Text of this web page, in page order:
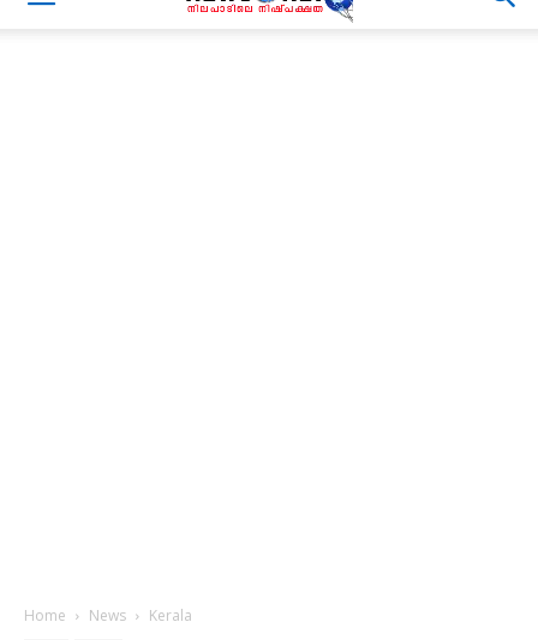
Home News Kerala